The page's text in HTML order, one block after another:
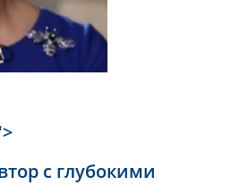
с глубокими